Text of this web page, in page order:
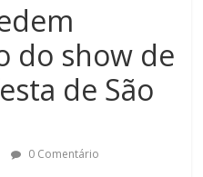
do show de
de São
0 Comentário